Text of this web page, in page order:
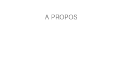
A PROPOS